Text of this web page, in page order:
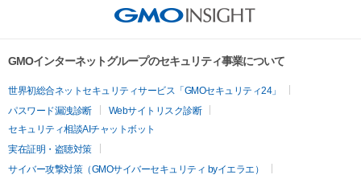
GMOインターネットグループのセキュリティ事業について
世界初総合ネットセキュリティサービス「GMOセキュリティ24」
パスワード漏洩診断
Webサイトリスク診断
セキュリティ相談AIチャットボット
実在証明・盗聴対策
サイバー攻撃対策（GMOサイバーセキュリティ byイエラエ）